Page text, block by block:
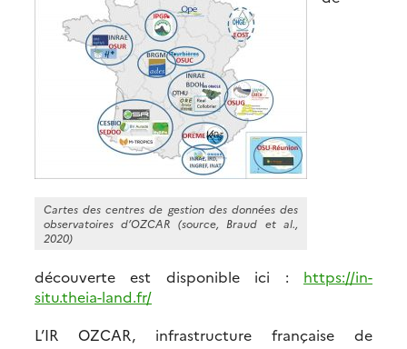
Cartes des centres de gestion des données des
observatoires d’OZCAR (source, Braud et al.,
2020)
découverte est disponible ici : https://in-
situ.theia-land.fr/
L’IR OZCAR, infrastructure française de